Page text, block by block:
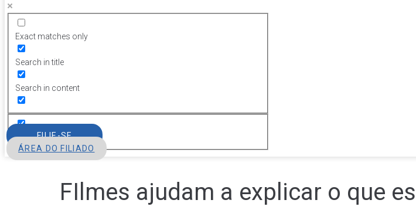
Exact matches only
Search in title
Search in content
FILIE-SE
ÁREA DO FILIADO
FIlmes ajudam a explicar o que